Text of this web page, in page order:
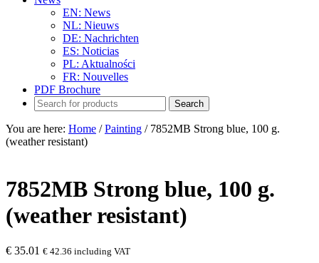
EN: News
NL: Nieuws
DE: Nachrichten
ES: Noticias
PL: Aktualności
FR: Nouvelles
PDF Brochure
You are here: Home / Painting /7852MB Strong blue, 100 g.
(weather resistant)
7852MB Strong blue, 100 g.
(weather resistant)
€ 35.01 € 42.36 including VAT